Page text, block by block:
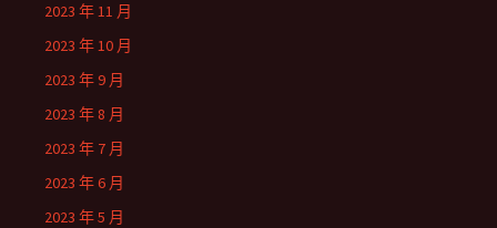
2023 年 11 月
2023 年 10 月
2023 年 9 月
2023 年 8 月
2023 年 7 月
2023 年 6 月
2023 年 5 月